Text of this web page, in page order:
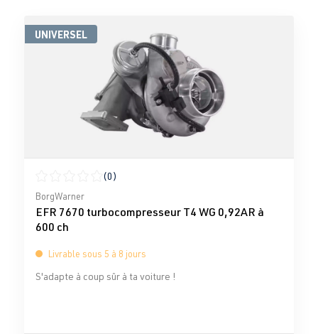
UNIVERSEL
Note moyenne de 0 sur 5 étoiles
(0)
BorgWarner
EFR 7670 turbocompresseur T4 WG 0,92AR à
600 ch
Livrable sous 5 à 8 jours
S'adapte à coup sûr à ta voiture !